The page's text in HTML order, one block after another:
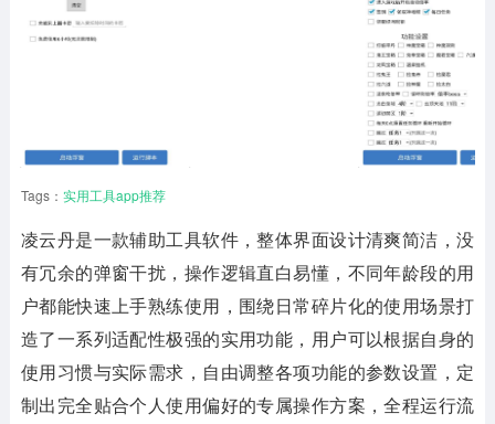
Tags： 实用工具app推荐
凌云丹是一款辅助工具软件，整体界面设计清爽简洁，没
有冗余的弹窗干扰，操作逻辑直白易懂，不同年龄段的用
户都能快速上手熟练使用，围绕日常碎片化的使用场景打
造了一系列适配性极强的实用功能，用户可以根据自身的
使用习惯与实际需求，自由调整各项功能的参数设置，定
制出完全贴合个人使用偏好的专属操作方案，全程运行流